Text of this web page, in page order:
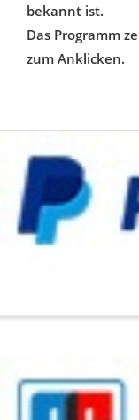
bekannt ist.
Das Programm
zum Anklicken.